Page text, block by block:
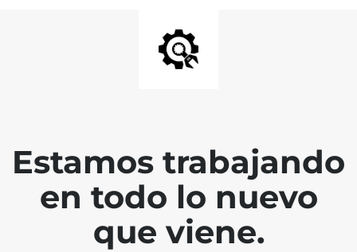
Estamos trabajando
en todo lo nuevo
que viene.